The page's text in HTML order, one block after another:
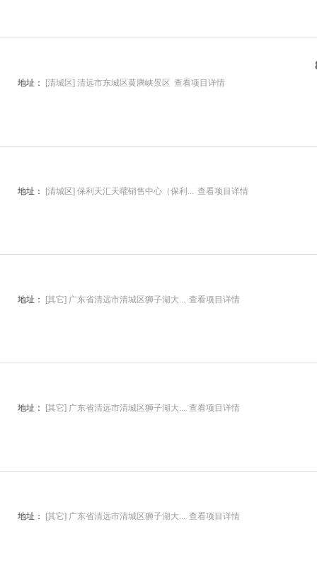
地址： [清城区] 清远市东城区黄腾峡景区 查看项目详情
地址： [清城区] 保利天汇天曜销售中心（保利... 查看项目详情
地址： [其它] 广东省清远市清城区狮子湖大... 查看项目详情
地址： [其它] 广东省清远市清城区狮子湖大... 查看项目详情
地址： [其它] 广东省清远市清城区狮子湖大... 查看项目详情